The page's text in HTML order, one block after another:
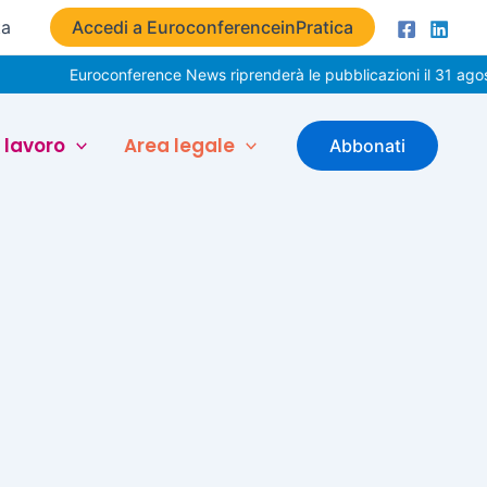
Accedi a EuroconferenceinPratica
Euroconference News riprenderà le pubblicazioni il 31
lavoro Area legale Abbonati